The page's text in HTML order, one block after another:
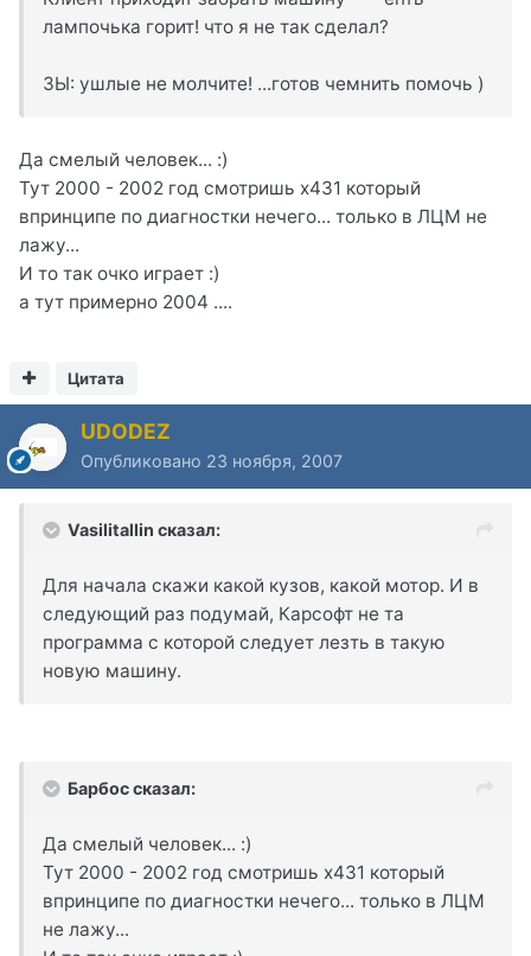
лампочька горит! что я не так сделал?
ЗЫ: ушлые не молчите! ...готов чемнить помочь )
Да смелый человек... :)
Тут 2000 - 2002 год смотришь х431 который
впринципе по диагностки нечего... только в ЛЦМ не
лажу...
И то так очко играет :)
а тут примерно 2004 ....
Цитата
UDODEZ
Опубликовано 23 ноября, 2007
Vasilitallin сказал:
Для начала скажи какой кузов, какой мотор. И в
следующий раз подумай, Карсофт не та
программа с которой следует лезть в такую
новую машину.
Барбос сказал:
Да смелый человек... :)
Тут 2000 - 2002 год смотришь х431 который
впринципе по диагностки нечего... только в ЛЦМ
не лажу...